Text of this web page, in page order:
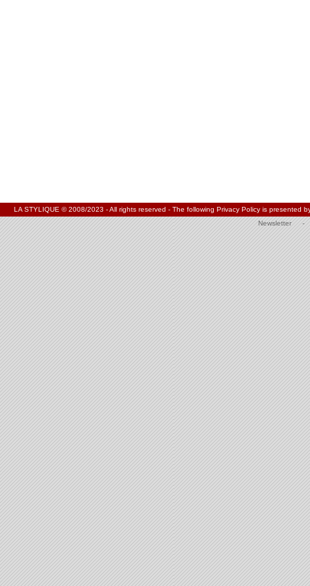
LA STYLIQUE © 2008/2023 - All rights reserved - The following Privacy Policy is
Newsletter
-